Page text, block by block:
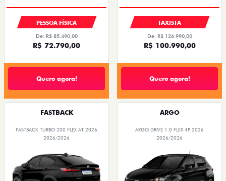
PESSOA FÍSICA
De: R$ 85.490,00
R$ 72.790,00
Quero agora!
TAXISTA
De: R$ 126.990,00
R$ 100.990,00
Quero agora!
FASTBACK
FASTBACK TURBO 200 FLEX AT 2026
2026/2026
ARGO
ARGO DRIVE 1.0 FLEX 4P 2026
2026/2026